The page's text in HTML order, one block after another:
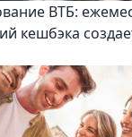
ВТБ:
кешбэка